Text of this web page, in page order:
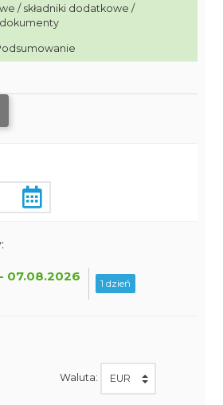
/ składniki dodatkowe /
dokumenty
07.08.2026 1 dzień
Waluta: